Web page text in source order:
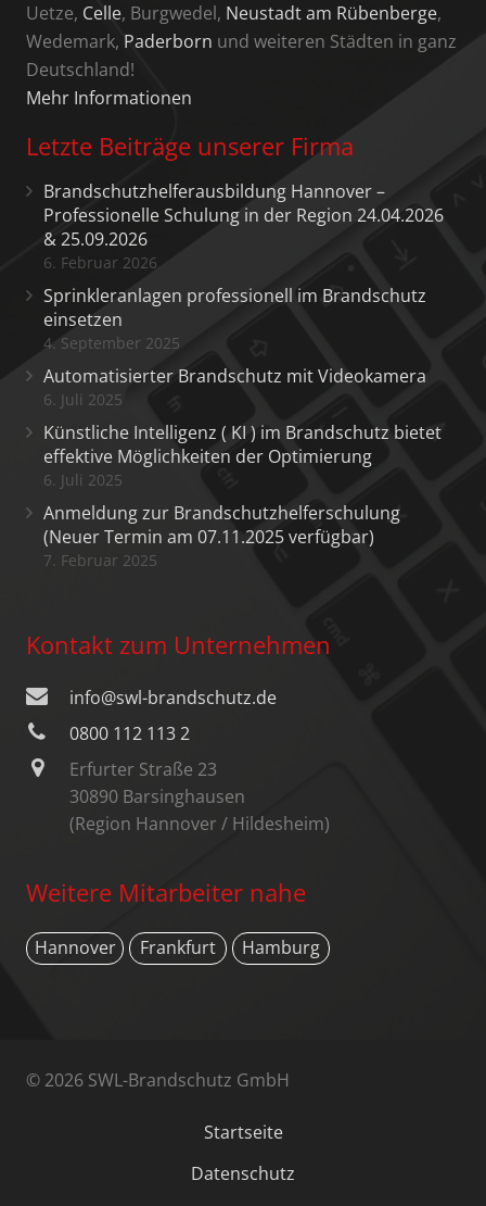
Uetze, Celle, Burgwedel, Neustadt am Rübenberge,
Wedemark, Paderborn und weiteren Städten in ganz
Deutschland!
Mehr Informationen
Letzte Beiträge unserer Firma
Brandschutzhelferausbildung Hannover –
Professionelle Schulung in der Region 24.04.2026
& 25.09.2026
6. Februar 2026
Sprinkleranlagen professionell im Brandschutz
einsetzen
4. September 2025
Automatisierter Brandschutz mit Videokamera
6. Juli 2025
Künstliche Intelligenz ( KI ) im Brandschutz bietet
effektive Möglichkeiten der Optimierung
6. Juli 2025
Anmeldung zur Brandschutzhelferschulung
(Neuer Termin am 07.11.2025 verfügbar)
7. Februar 2025
Kontakt zum Unternehmen
info@swl-brandschutz.de
0800 112 113 2
Erfurter Straße 23
30890 Barsinghausen
(Region Hannover / Hildesheim)
Weitere Mitarbeiter nahe
Hannover Frankfurt Hamburg
© 2026 SWL-Brandschutz GmbH
Startseite
Datenschutz